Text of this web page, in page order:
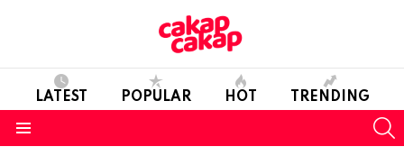
LATEST POPULAR HOT TRENDING